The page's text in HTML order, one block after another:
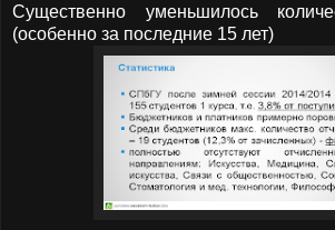
Существенно уменьшилось
(особенно за последние 15 лет)